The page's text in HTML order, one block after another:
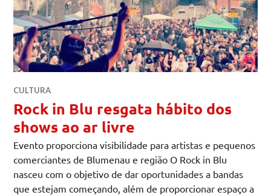
CULTURA
Rock in Blu resgata hábito dos
shows ao ar livre
Evento proporciona visibilidade para artistas e pequenos
comerciantes de Blumenau e região O Rock in Blu
nasceu com o objetivo de dar oportunidades a bandas
que estejam começando, além de proporcionar espaço a